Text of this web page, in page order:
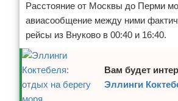
Полезное для туристов
Отдых на природе
Аренда автомобилей
Документы и визы
Расстояние от Москвы до Перми
авиасообщение между ними
рейсы из Внуково в 00:40 и 16:40.
Вам будет
Эллинги